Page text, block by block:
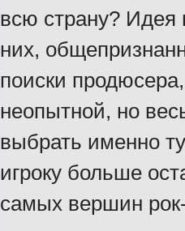
всю страну?
них,
поиски
неопытной, но
выбрать именно
игроку больше
самых вершин